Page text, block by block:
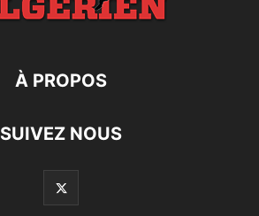
À PROPOS
SUIVEZ NOUS